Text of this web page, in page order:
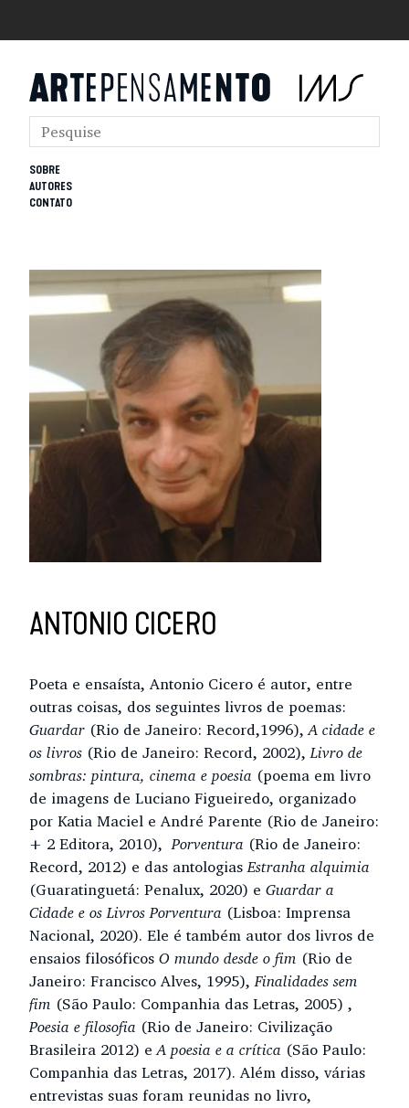
SOBRE
AUTORES
CONTATO
ANTONIO CICERO
Poeta e ensaísta, Antonio Cicero é autor, entre
outras coisas, dos seguintes livros de poemas:
Guardar (Rio de Janeiro: Record,1996),A cidade e
os livros (Rio de Janeiro: Record, 2002),Livro de
sombras: pintura, cinema e poesia (poema em livro
de imagens de Luciano Figueiredo, organizado
por Katia Maciel e André Parente (Rio de Janeiro:
+ 2 Editora, 2010),Porventura (Rio de Janeiro:
Record, 2012) e das antologiasEstranha alquimia
(Guaratinguetá: Penalux, 2020) e Guardar a
Cidade e os Livros Porventura (Lisboa: Imprensa
Nacional, 2020). Ele é também autor dos livros de
ensaios filosóficos O mundo desde o fim (Rio de
Janeiro: Francisco Alves, 1995),Finalidades sem
fim (São Paulo: Companhia das Letras, 2005) ,
Poesia e filosofia (Rio de Janeiro: Civilização
Brasileira 2012) eA poesia e a crítica (São Paulo:
Companhia das Letras, 2017). Além disso, várias
entrevistas suas foram reunidas no livro,